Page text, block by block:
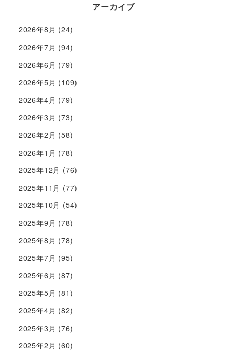
アーカイブ
2026年8月 (24)
2026年7月 (94)
2026年6月 (79)
2026年5月 (109)
2026年4月 (79)
2026年3月 (73)
2026年2月 (58)
2026年1月 (78)
2025年12月 (76)
2025年11月 (77)
2025年10月 (54)
2025年9月 (78)
2025年8月 (78)
2025年7月 (95)
2025年6月 (87)
2025年5月 (81)
2025年4月 (82)
2025年3月 (76)
2025年2月 (60)